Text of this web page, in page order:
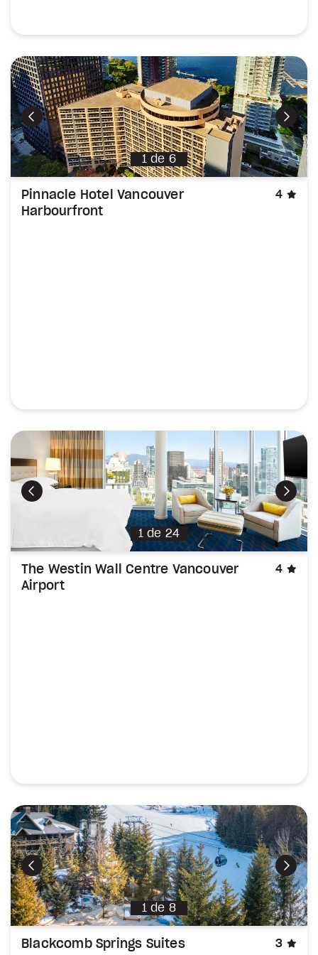
Précédent
1 de 6
Pinnacle Hotel Vancouver
Harbourfront
4
Précédent
1 de 24
The Westin Wall Centre Vancouver
Airport
4
Précédent
1 de 8
Blackcomb Springs Suites 3